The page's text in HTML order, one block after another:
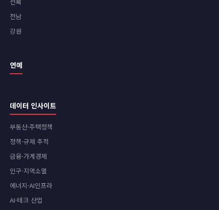
전남
강원
연예
데이터 인사이트
부동산·주택정책
정책·규제 추적
금융·가계경제
인구·지역소멸
에너지·AI인프라
AI·테크 산업